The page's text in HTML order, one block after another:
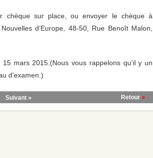
chèque sur place, ou envoyer le chèque à
d’Europe, 48-50, Rue Benoît Malon,
mars 2015.(Nous vous rappelons qu'il y un
d'examen.)
Suivant » Retour »